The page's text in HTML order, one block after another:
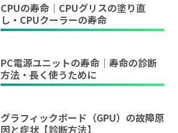
CPUの寿命｜CPUグリスの塗り直
し・CPUクーラーの寿命
PC電源ユニットの寿命｜寿命の診断
方法・長く使うために
グラフィックボード（GPU）の故障原
因と症状【診断方法】